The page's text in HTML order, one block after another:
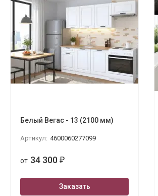
Белый Вегас - 13 (2100 мм)
Артикул: 4600060277099
от 34 300 ₽
Заказать